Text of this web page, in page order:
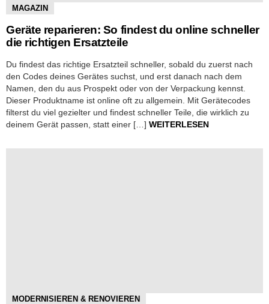
MAGAZIN
Geräte reparieren: So findest du online schneller
die richtigen Ersatzteile
Du findest das richtige Ersatzteil schneller, sobald du zuerst nach
den Codes deines Gerätes suchst, und erst danach nach dem
Namen, den du aus Prospekt oder von der Verpackung kennst.
Dieser Produktname ist online oft zu allgemein. Mit Gerätecodes
filterst du viel gezielter und findest schneller Teile, die wirklich zu
deinem Gerät passen, statt einer […] WEITERLESEN
MODERNISIEREN & RENOVIEREN